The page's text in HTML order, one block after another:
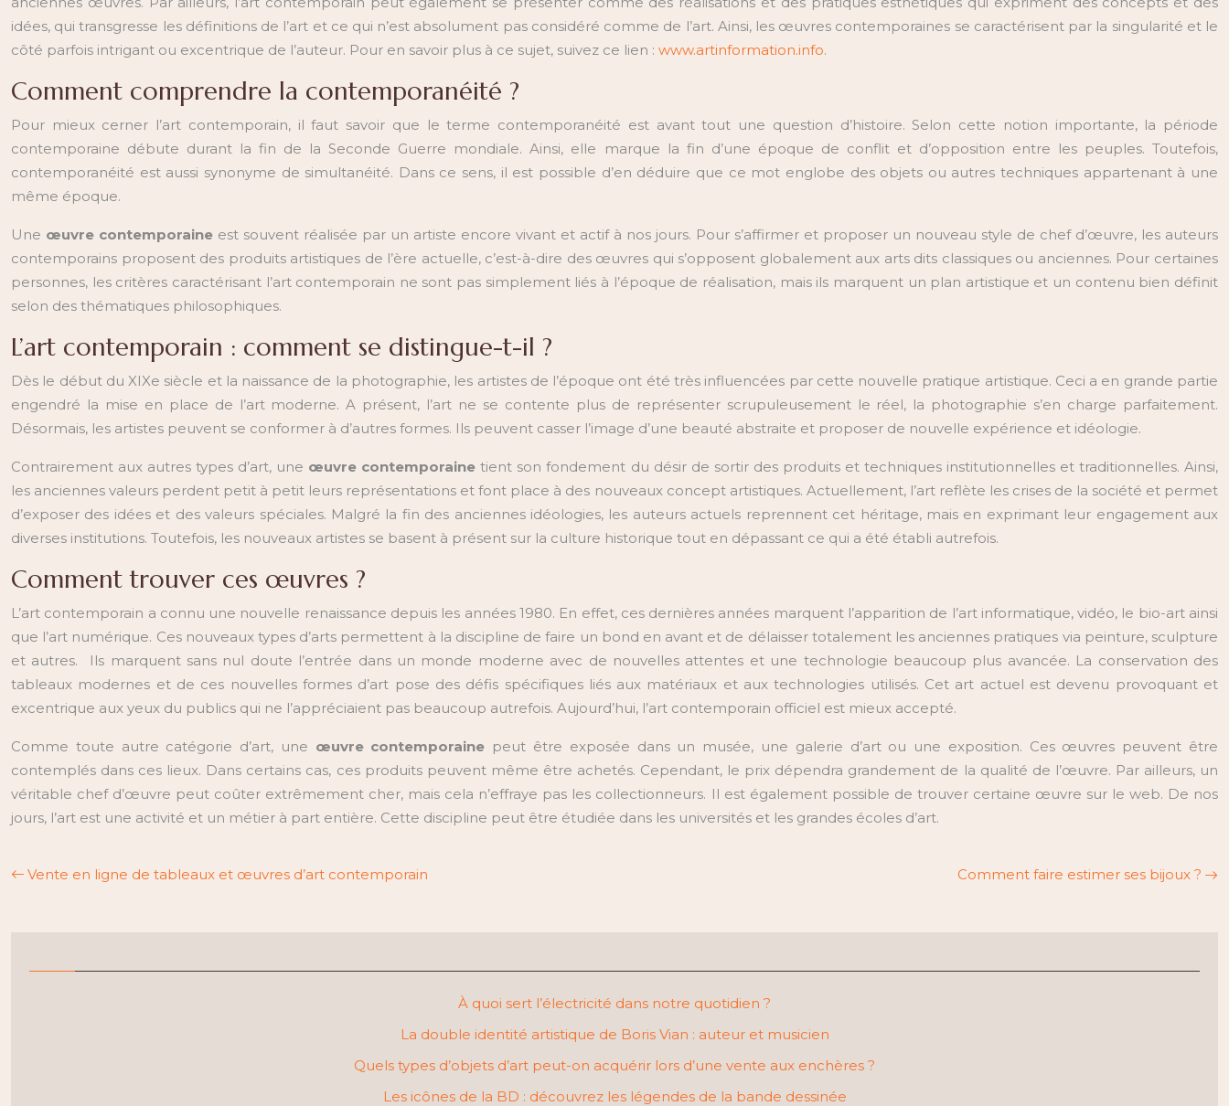
idées, qui transgresse les définitions de l’art et ce qui n’est absolument pas considéré comme de l’art. Ainsi, les œuvres contemporaines se caractérisent par la singularité et le
côté parfois intrigant ou excentrique de l’auteur. Pour en savoir plus à ce sujet, suivez ce lien : www.artinformation.info.
Comment comprendre la contemporanéité ?
Pour mieux cerner l’art contemporain, il faut savoir que le terme contemporanéité est avant tout une question d’histoire. Selon cette notion importante, la période
contemporaine débute durant la fin de la Seconde Guerre mondiale. Ainsi, elle marque la fin d’une époque de conflit et d’opposition entre les peuples. Toutefois,
contemporanéité est aussi synonyme de simultanéité. Dans ce sens, il est possible d’en déduire que ce mot englobe des objets ou autres techniques appartenant à une
même époque.
Une œuvre contemporaine est souvent réalisée par un artiste encore vivant et actif à nos jours. Pour s’affirmer et proposer un nouveau style de chef d’œuvre, les auteurs
contemporains proposent des produits artistiques de l’ère actuelle, c’est-à-dire des œuvres qui s’opposent globalement aux arts dits classiques ou anciennes. Pour certaines
personnes, les critères caractérisant l’art contemporain ne sont pas simplement liés à l’époque de réalisation, mais ils marquent un plan artistique et un contenu bien définit
selon des thématiques philosophiques.
L’art contemporain : comment se distingue-t-il ?
Dès le début du XIXe siècle et la naissance de la photographie, les artistes de l’époque ont été très influencées par cette nouvelle pratique artistique. Ceci a en grande partie
engendré la mise en place de l’art moderne. A présent, l’art ne se contente plus de représenter scrupuleusement le réel, la photographie s’en charge parfaitement.
Désormais, les artistes peuvent se conformer à d’autres formes. Ils peuvent casser l’image d’une beauté abstraite et proposer de nouvelle expérience et idéologie.
Contrairement aux autres types d’art, une œuvre contemporaine tient son fondement du désir de sortir des produits et techniques institutionnelles et traditionnelles. Ainsi,
les anciennes valeurs perdent petit à petit leurs représentations et font place à des nouveaux concept artistiques. Actuellement, l’art reflète les crises de la société et permet
d’exposer des idées et des valeurs spéciales. Malgré la fin des anciennes idéologies, les auteurs actuels reprennent cet héritage, mais en exprimant leur engagement aux
diverses institutions. Toutefois, les nouveaux artistes se basent à présent sur la culture historique tout en dépassant ce qui a été établi autrefois.
Comment trouver ces œuvres ?
L’art contemporain a connu une nouvelle renaissance depuis les années 1980. En effet, ces dernières années marquent l’apparition de l’art informatique, vidéo, le bio-art ainsi
que l’art numérique. Ces nouveaux types d’arts permettent à la discipline de faire un bond en avant et de délaisser totalement les anciennes pratiques via peinture, sculpture
et autres. Ils marquent sans nul doute l’entrée dans un monde moderne avec de nouvelles attentes et une technologie beaucoup plus avancée. La conservation des
tableaux modernes et de ces nouvelles formes d’art pose des défis spécifiques liés aux matériaux et aux technologies utilisés. Cet art actuel est devenu provoquant et
excentrique aux yeux du publics qui ne l’appréciaient pas beaucoup autrefois. Aujourd’hui, l’art contemporain officiel est mieux accepté.
Comme toute autre catégorie d’art, une œuvre contemporaine peut être exposée dans un musée, une galerie d’art ou une exposition. Ces œuvres peuvent être
contemplés dans ces lieux. Dans certains cas, ces produits peuvent même être achetés. Cependant, le prix dépendra grandement de la qualité de l’œuvre. Par ailleurs, un
véritable chef d’œuvre peut coûter extrêmement cher, mais cela n’effraye pas les collectionneurs. Il est également possible de trouver certaine œuvre sur le web. De nos
jours, l’art est une activité et un métier à part entière. Cette discipline peut être étudiée dans les universités et les grandes écoles d’art.
Vente en ligne de tableaux et œuvres d’art contemporain Comment faire estimer ses bijoux ?
À quoi sert l’électricité dans notre quotidien ?
La double identité artistique de Boris Vian : auteur et musicien
Quels types d’objets d’art peut-on acquérir lors d’une vente aux enchères ?
Les icônes de la BD : découvrez les légendes de la bande dessinée